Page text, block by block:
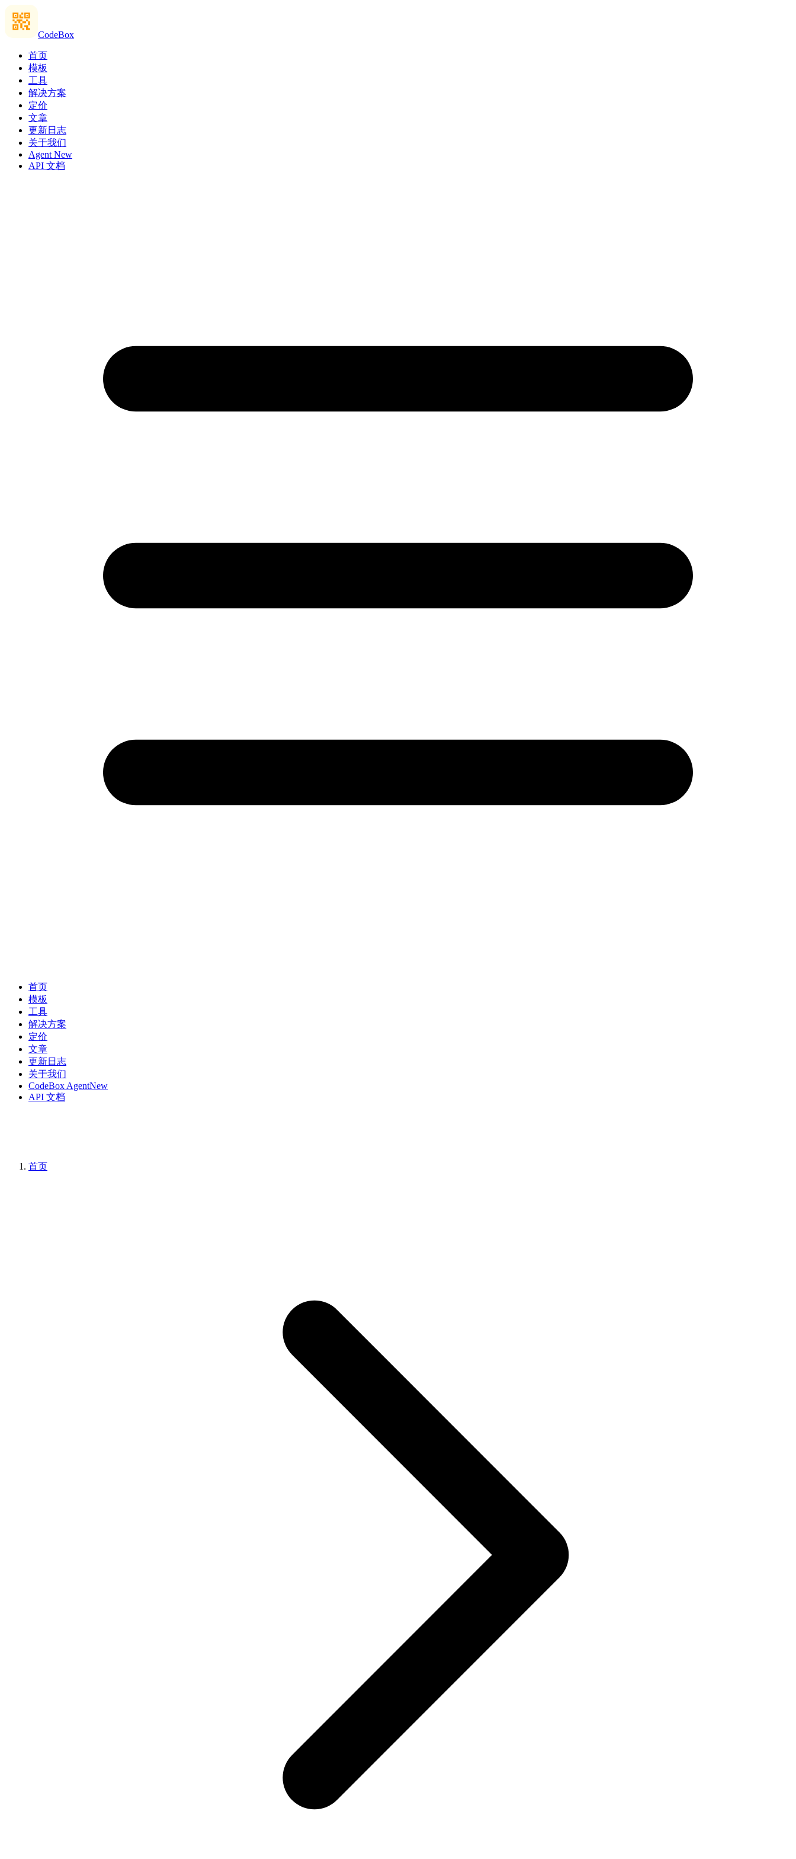
CodeBox
首页
模板
工具
解决方案
定价
文章
更新日志
关于我们
Agent New
API 文档
首页
模板
工具
解决方案
定价
文章
更新日志
关于我们
CodeBox AgentNew
API 文档
首页